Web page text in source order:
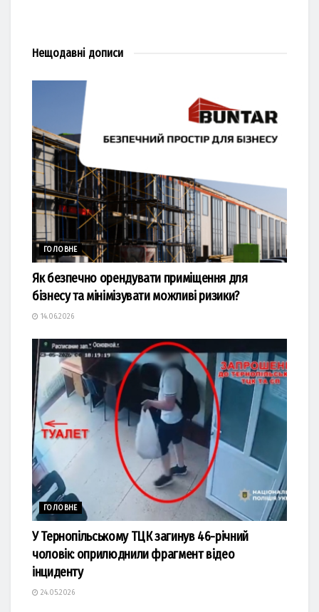
Нещодавні дописи
ГОЛОВНЕ
Як безпечно орендувати приміщення для
бізнесу та мінімізувати можливі ризики?
14.06.2026
ГОЛОВНЕ
У Тернопільському ТЦК загинув 46-річний
чоловік: оприлюднили фрагмент відео
інциденту
24.05.2026